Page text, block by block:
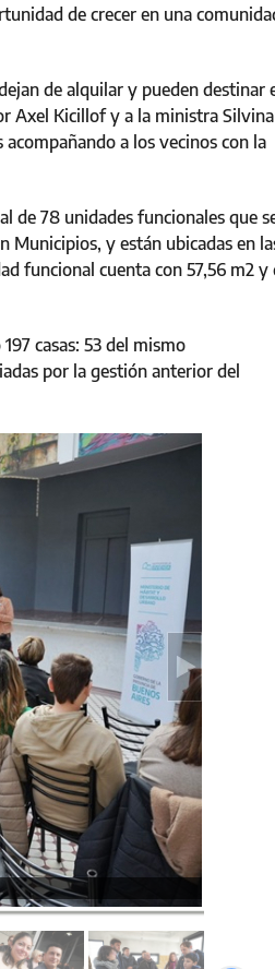
de crecer en una
de alquilar y pueden destinar
Axel Kicillof y a la ministra Silvina
a los vecinos con la
de 78 unidades funcionales que
Municipios, y están ubicadas en
funcional cuenta con 57,56 m2 y
casas: 53 del mismo
por la gestión anterior del